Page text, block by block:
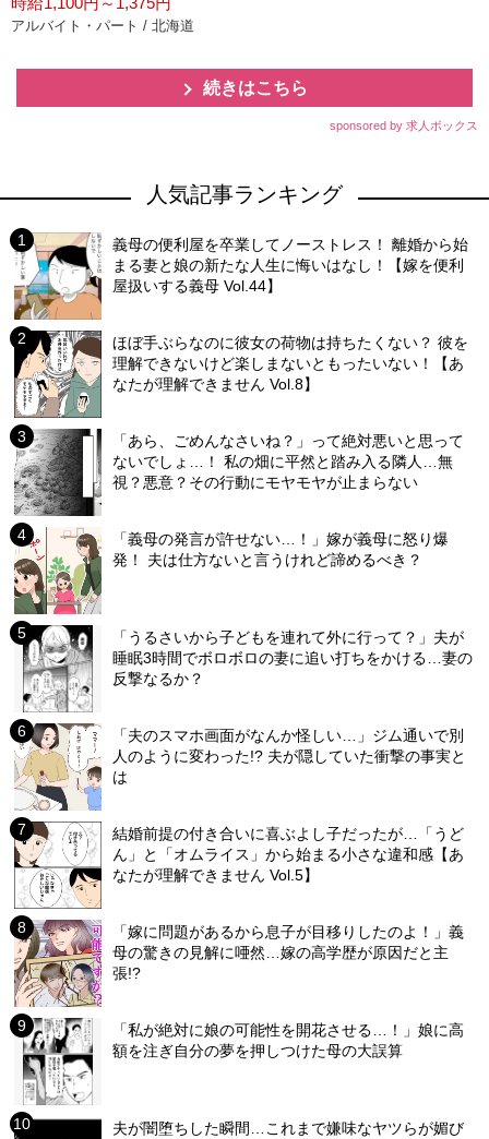
アルバイト・パート / 北海道
続きはこちら
sponsored by 求人ボックス
人気記事ランキング
義母の便利屋を卒業してノーストレス！ 離婚から始
まる妻と娘の新たな人生に悔いはなし！【嫁を便利
屋扱いする義母 Vol.44】
ほぼ手ぶらなのに彼女の荷物は持ちたくない？ 彼を
理解できないけど楽しまないともったいない！【あ
なたが理解できません Vol.8】
「あら、ごめんなさいね？」って絶対悪いと思って
ないでしょ…！ 私の畑に平然と踏み入る隣人…無
視？悪意？その行動にモヤモヤが止まらない
「義母の発言が許せない…！」嫁が義母に怒り爆
発！ 夫は仕方ないと言うけれど諦めるべき？
「うるさいから子どもを連れて外に行って？」夫が
睡眠3時間でボロボロの妻に追い打ちをかける…妻の
反撃なるか？
「夫のスマホ画面がなんか怪しい…」ジム通いで別
人のように変わった!? 夫が隠していた衝撃の事実と
は
結婚前提の付き合いに喜ぶよし子だったが…「うど
ん」と「オムライス」から始まる小さな違和感【あ
なたが理解できません Vol.5】
「嫁に問題があるから息子が目移りしたのよ！」義
母の驚きの見解に唖然…嫁の高学歴が原因だと主
張!?
「私が絶対に娘の可能性を開花させる…！」娘に高
額を注ぎ自分の夢を押しつけた母の大誤算
夫が闇堕ちした瞬間…これまで嫌味なヤツらが媚び